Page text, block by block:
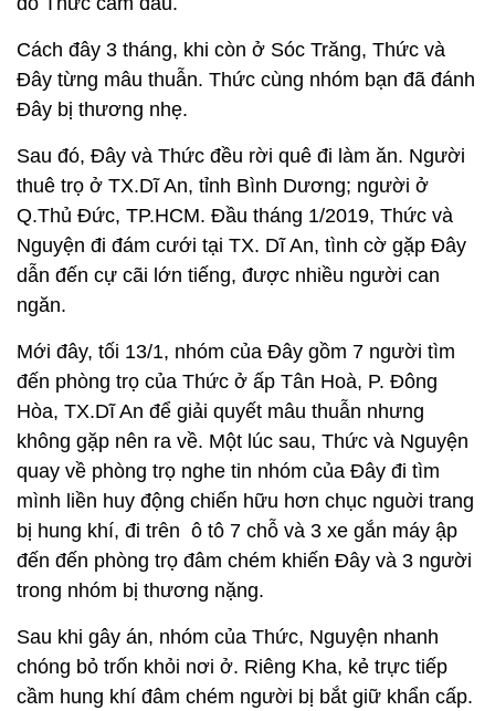
Cách đây 3 tháng, khi còn ở Sóc Trăng, Thức và
Đây từng mâu thuẫn. Thức cùng nhóm bạn đã đánh
Đây bị thương nhẹ.
Sau đó, Đây và Thức đều rời quê đi làm ăn. Người
thuê trọ ở TX.Dĩ An, tỉnh Bình Dương; người ở
Q.Thủ Đức, TP.HCM. Đầu tháng 1/2019, Thức và
Nguyện đi đám cưới tại TX. Dĩ An, tình cờ gặp Đây
dẫn đến cự cãi lớn tiếng, được nhiều người can
ngăn.
Mới đây, tối 13/1, nhóm của Đây gồm 7 người tìm
đến phòng trọ của Thức ở ấp Tân Hoà, P. Đông
Hòa, TX.Dĩ An để giải quyết mâu thuẫn nhưng
không gặp nên ra về. Một lúc sau, Thức và Nguyện
quay về phòng trọ nghe tin nhóm của Đây đi tìm
mình liền huy động chiến hữu hơn chục nguời trang
bị hung khí, đi trên ô tô 7 chỗ và 3 xe gắn máy ập
đến đến phòng trọ đâm chém khiến Đây và 3 người
trong nhóm bị thương nặng.
Sau khi gây án, nhóm của Thức, Nguyện nhanh
chóng bỏ trốn khỏi nơi ở. Riêng Kha, kẻ trực tiếp
cầm hung khí đâm chém người bị bắt giữ khẩn cấp.